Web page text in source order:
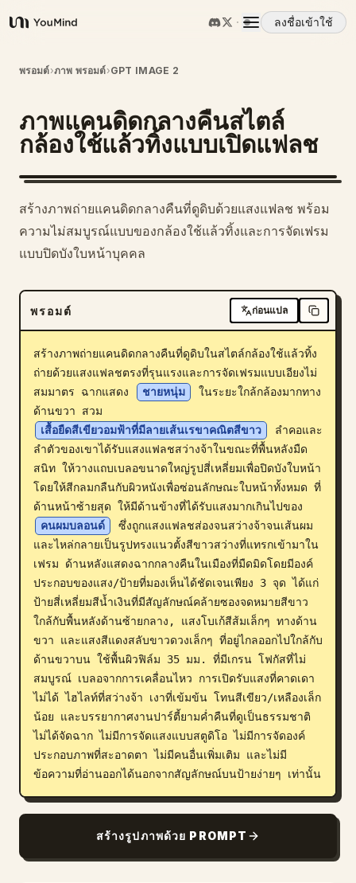
YouMind
ลงชื่อเข้าใช้
ภาพรวม
กรณีการใช้งาน
ทักษะ
พรอมต์
ดาวน์โหลด
บล็อก
อัปเดต
พรอมต์›ภาพ พรอมต์›GPT IMAGE 2
ภาพแคนดิดกลางคืนสไตล์
กล้องใช้แล้วทิ้งแบบเปิดแฟลช
สร้างภาพถ่ายแคนดิดกลางคืนที่ดูดิบด้วยแสงแฟลช พร้อม
ความไม่สมบูรณ์แบบของกล้องใช้แล้วทิ้งและการจัดเฟรม
แบบปิดบังใบหน้าบุคคล
พรอมต์ ก่อนแปล
สร้างภาพถ่ายแคนดิดกลางคืนที่ดูดิบในสไตล์กล้องใช้แล้วทิ้ง
ถ่ายด้วยแสงแฟลชตรงที่รุนแรงและการจัดเฟรมแบบเอียงไม่
สมมาตร ฉากแสดง
ชายหนุ่ม
ในระยะใกล้กล้องมากทาง
ด้านขวา สวม
เสื้อยืดสีเขียวอมฟ้าที่มีลายเส้นเรขาคณิตสีขาว
ลำคอและ
ลำตัวของเขาได้รับแสงแฟลชสว่างจ้าในขณะที่พื้นหลังมืด
สนิท ให้วางแถบเบลอขนาดใหญ่รูปสี่เหลี่ยมเพื่อปิดบังใบหน้า
โดยให้สีกลมกลืนกับผิวหนังเพื่อซ่อนลักษณะใบหน้าทั้งหมด ที่
ด้านหน้าซ้ายสุด ให้มีด้านข้างที่ได้รับแสงมากเกินไปของ
คนผมบลอนด์
ซึ่งถูกแสงแฟลชส่องจนสว่างจ้าจนเส้นผม
และไหล่กลายเป็นรูปทรงแนวตั้งสีขาวสว่างที่แทรกเข้ามาใน
เฟรม ด้านหลังแสดงฉากกลางคืนในเมืองที่มืดมิดโดยมีองค์
ประกอบของแสง/ป้ายที่มองเห็นได้ชัดเจนเพียง 3 จุด ได้แก่
ป้ายสี่เหลี่ยมสีน้ำเงินที่มีสัญลักษณ์คล้ายซองจดหมายสีขาว
ใกล้กับพื้นหลังด้านซ้ายกลาง, แสงโบเก้สีส้มเล็กๆ ทางด้าน
ขวา และแสงสีแดงสลับขาวดวงเล็กๆ ที่อยู่ไกลออกไปใกล้กับ
ด้านขวาบน ใช้พื้นผิวฟิล์ม 35 มม. ที่มีเกรน โฟกัสที่ไม่
สมบูรณ์ เบลอจากการเคลื่อนไหว การเปิดรับแสงที่คาดเดา
ไม่ได้ ไฮไลท์ที่สว่างจ้า เงาที่เข้มข้น โทนสีเขียว/เหลืองเล็ก
น้อย และบรรยากาศงานปาร์ตี้ยามค่ำคืนที่ดูเป็นธรรมชาติ
ไม่ได้จัดฉาก ไม่มีการจัดแสงแบบสตูดิโอ ไม่มีการจัดองค์
ประกอบภาพที่สะอาดตา ไม่มีคนอื่นเพิ่มเติม และไม่มี
ข้อความที่อ่านออกได้นอกจากสัญลักษณ์บนป้ายง่ายๆ เท่านั้น
สร้างรูปภาพด้วย PROMPT